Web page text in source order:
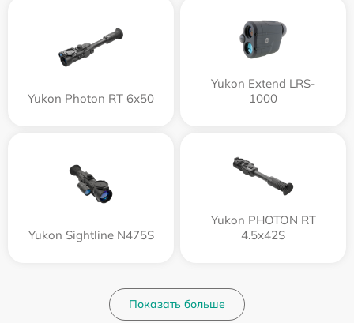
Yukon Photon RT 6х50
Yukon Extend LRS-
1000
Yukon Sightline N475S
Yukon PHOTON RT
4.5x42S
Показать больше